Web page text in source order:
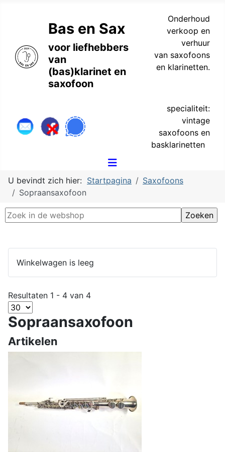
Bas en Sax
voor liefhebbers
van
(bas)klarinet en
saxofoon
Onderhoud
verkoop en
verhuur
van saxofoons
en klarinetten.
specialiteit:
vintage
saxofoons en
basklarinetten
U bevindt zich hier: Startpagina
Saxofoons
Sopraansaxofoon
Winkelwagen is leeg
Resultaten 1 - 4 van 4
Sopraansaxofoon
Artikelen